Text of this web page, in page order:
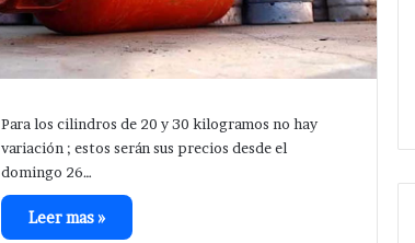
Para los cilindros de 20 y 30 kilogramos no hay
variación ; estos serán sus precios desde el
domingo 26…
Leer mas »